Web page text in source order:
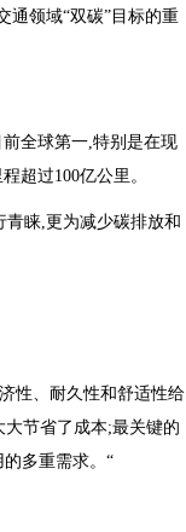
通领域“双碳”目标的重
全球第一,特别是在现
超过100亿公里。
睐,更为减少碳排放和
性、耐久性和舒适性给
节省了成本;最关键的
多重需求。“